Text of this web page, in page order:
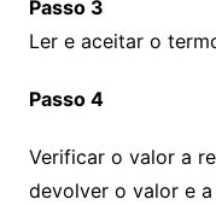
Passo 3
Ler e aceitar o
Passo 4
Verificar o valor a
devolver o valor e